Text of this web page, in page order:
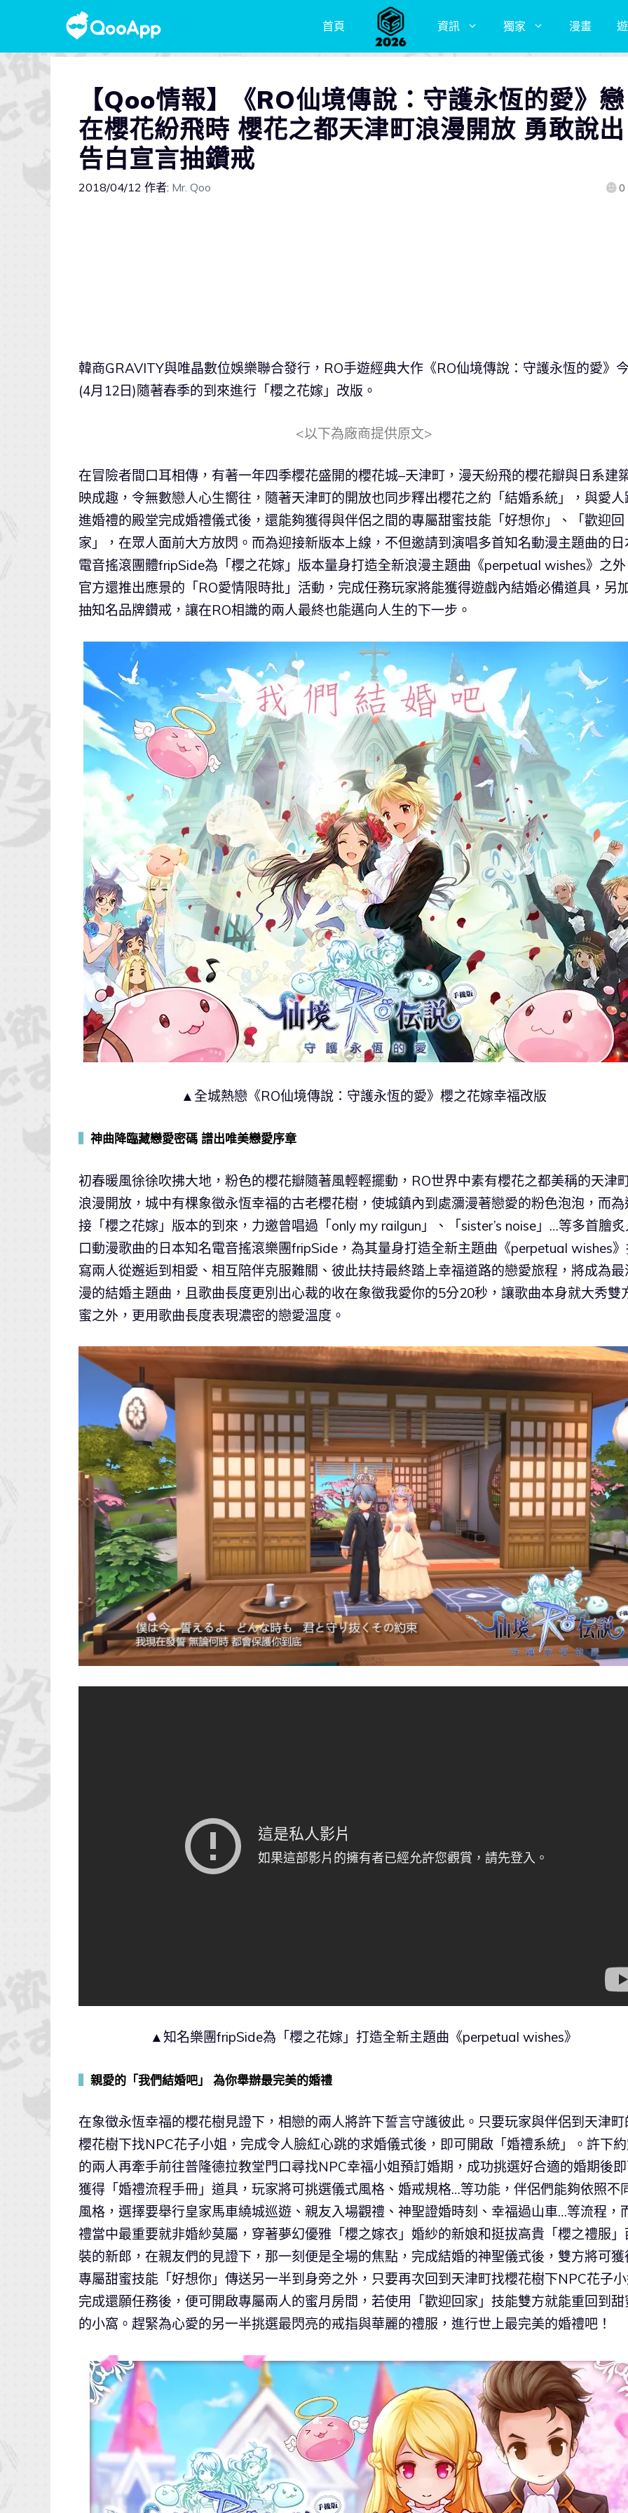
首頁 資訊 獨家 漫畫
【Qoo情報】《RO仙境傳說：守護永恆的愛》戀
在櫻花紛飛時 櫻花之都天津町浪漫開放 勇敢說出
告白宣言抽鑽戒
2018/04/12 作者: Mr. Qoo 0
韓商GRAVITY與唯晶數位娛樂聯合發行，RO手遊經典大作《RO仙境傳說：守護永恆的愛》
(4月12日)隨著春季的到來進行「櫻之花嫁」改版。
<以下為廠商提供原文>
在冒險者間口耳相傳，有著一年四季櫻花盛開的櫻花城–天津町，漫天紛飛的櫻花瓣與日系建
映成趣，令無數戀人心生嚮往，隨著天津町的開放也同步釋出櫻花之約「結婚系統」，與愛人
進婚禮的殿堂完成婚禮儀式後，還能夠獲得與伴侶之間的專屬甜蜜技能「好想你」、「歡迎回
家」，在眾人面前大方放閃。而為迎接新版本上線，不但邀請到演唱多首知名動漫主題曲的日
電音搖滾團體fripSide為「櫻之花嫁」版本量身打造全新浪漫主題曲《perpetual wishes》之
官方還推出應景的「RO愛情限時批」活動，完成任務玩家將能獲得遊戲內結婚必備道具，另
抽知名品牌鑽戒，讓在RO相識的兩人最終也能邁向人生的下一步。
▲全城熱戀《RO仙境傳說：守護永恆的愛》櫻之花嫁幸福改版
神曲降臨藏戀愛密碼 譜出唯美戀愛序章
初春暖風徐徐吹拂大地，粉色的櫻花瓣隨著風輕輕擺動，RO世界中素有櫻花之都美稱的天津
浪漫開放，城中有棵象徵永恆幸福的古老櫻花樹，使城鎮內到處瀰漫著戀愛的粉色泡泡，而為
接「櫻之花嫁」版本的到來，力邀曾唱過「only my railgun」、「sister’s noise」…等多首膾
口動漫歌曲的日本知名電音搖滾樂團fripSide，為其量身打造全新主題曲《perpetual wishes
寫兩人從邂逅到相愛、相互陪伴克服難關、彼此扶持最終踏上幸福道路的戀愛旅程，將成為最
漫的結婚主題曲，且歌曲長度更別出心裁的收在象徵我愛你的5分20秒，讓歌曲本身就大秀雙
蜜之外，更用歌曲長度表現濃密的戀愛溫度。
▲知名樂團fripSide為「櫻之花嫁」打造全新主題曲《perpetual wishes》
親愛的「我們結婚吧」 為你舉辦最完美的婚禮
在象徵永恆幸福的櫻花樹見證下，相戀的兩人將許下誓言守護彼此。只要玩家與伴侶到天津町
櫻花樹下找NPC花子小姐，完成令人臉紅心跳的求婚儀式後，即可開啟「婚禮系統」。許下
的兩人再牽手前往普隆德拉教堂門口尋找NPC幸福小姐預訂婚期，成功挑選好合適的婚期後
獲得「婚禮流程手冊」道具，玩家將可挑選儀式風格、婚戒規格…等功能，伴侶們能夠依照不
風格，選擇要舉行皇家馬車繞城巡遊、親友入場觀禮、神聖證婚時刻、幸福過山車…等流程，
禮當中最重要就非婚紗莫屬，穿著夢幻優雅「櫻之嫁衣」婚紗的新娘和挺拔高貴「櫻之禮服」
裝的新郎，在親友們的見證下，那一刻便是全場的焦點，完成結婚的神聖儀式後，雙方將可獲
專屬甜蜜技能「好想你」傳送另一半到身旁之外，只要再次回到天津町找櫻花樹下NPC花子
完成還願任務後，便可開啟專屬兩人的蜜月房間，若使用「歡迎回家」技能雙方就能重回到甜
的小窩。趕緊為心愛的另一半挑選最閃亮的戒指與華麗的禮服，進行世上最完美的婚禮吧！